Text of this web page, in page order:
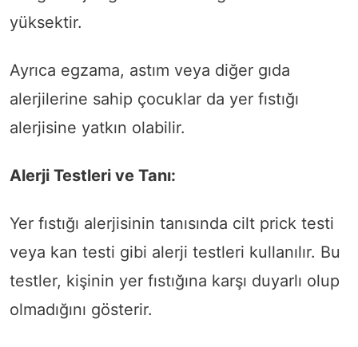
yüksektir.
Ayrıca egzama, astım veya diğer gıda
alerjilerine sahip çocuklar da yer fıstığı
alerjisine yatkın olabilir.
Alerji Testleri ve Tanı:
Yer fıstığı alerjisinin tanısında cilt prick testi
veya kan testi gibi alerji testleri kullanılır. Bu
testler, kişinin yer fıstığına karşı duyarlı olup
olmadığını gösterir.